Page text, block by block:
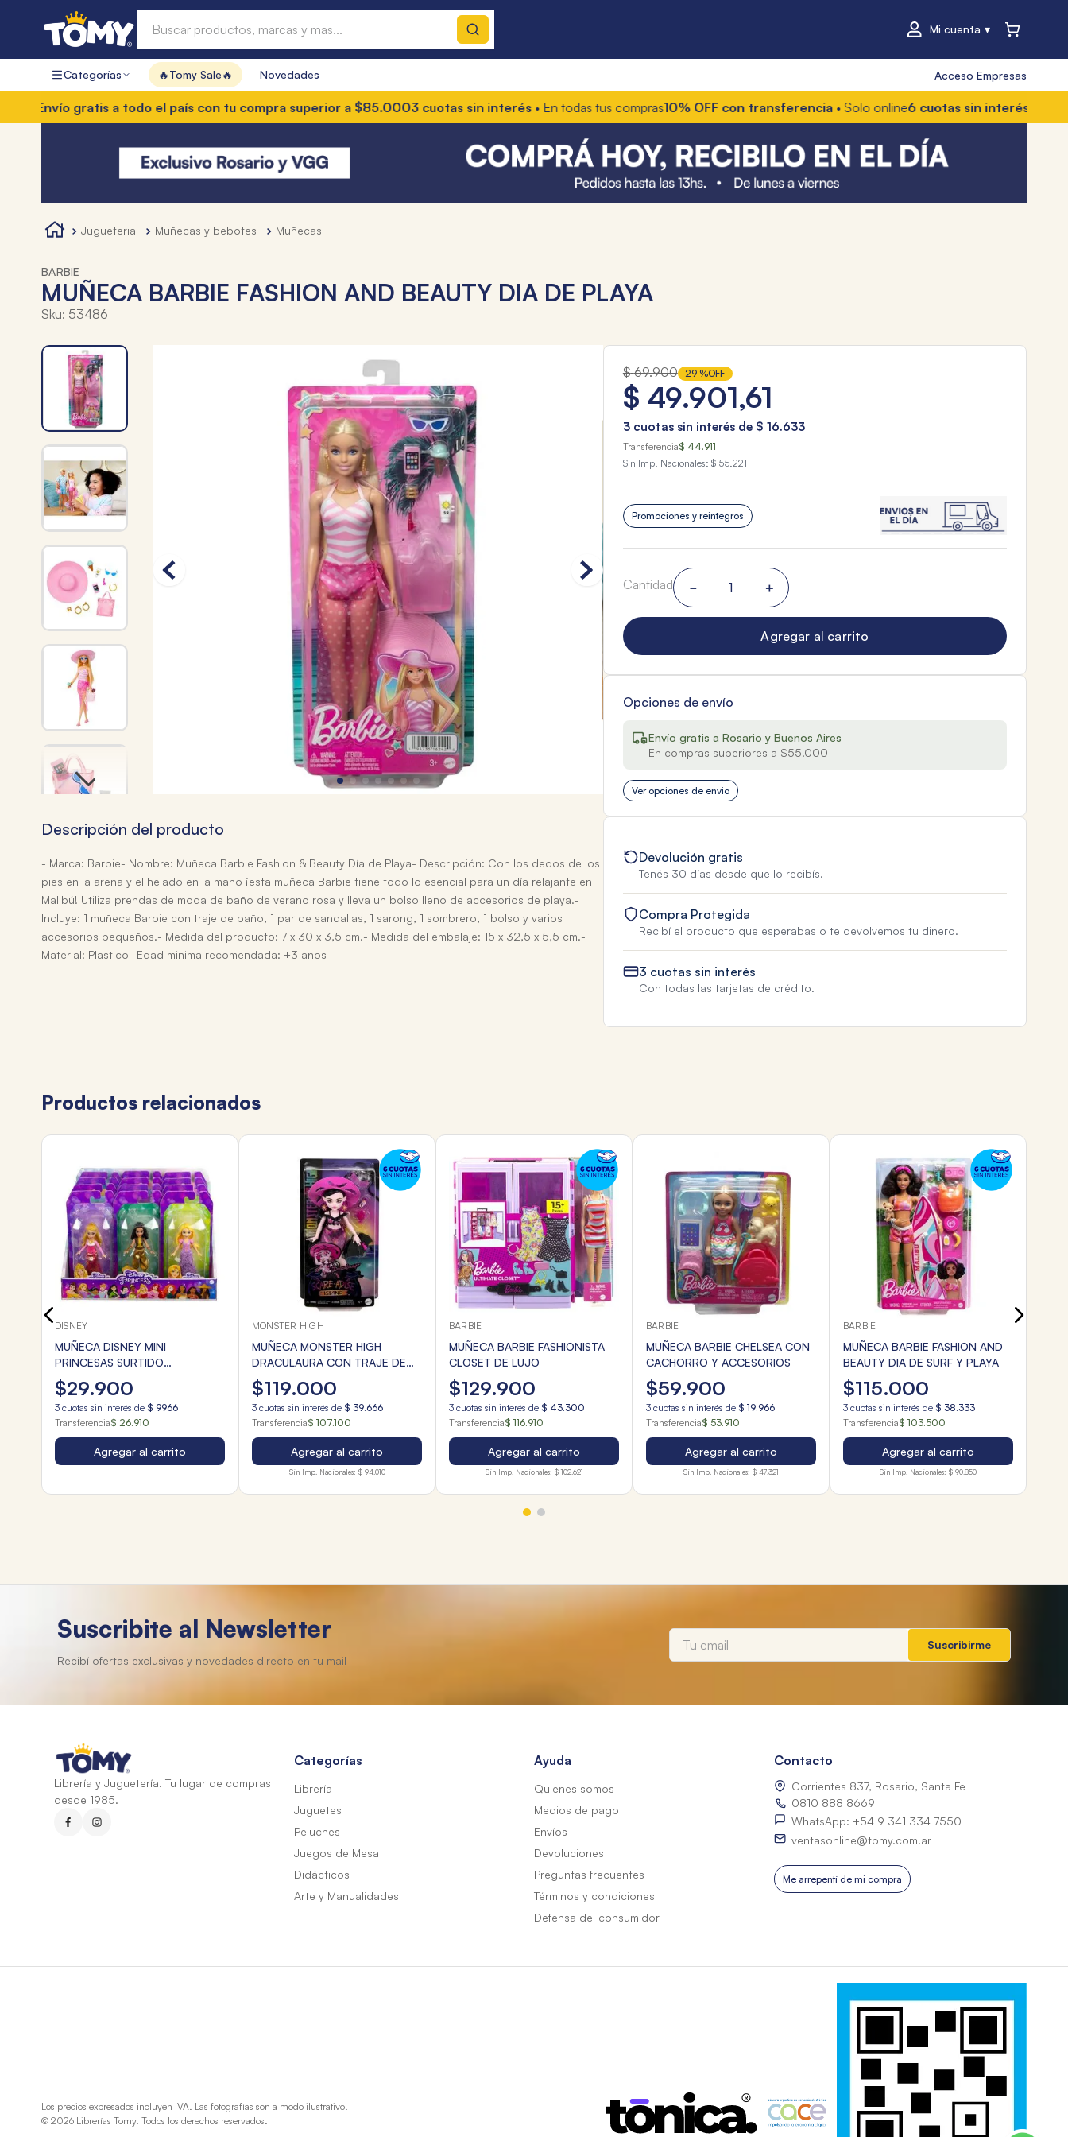
Mi cuenta
Categorías 🔥Tomy Sale🔥 Novedades Acceso Empresas
Envío gratis a todo el país con tu compra superior a $85.0003 cuotas sin interés• En todas tus compras10% OFF con transferencia• Solo online 6 cuotas sin interés• Con
jugueteria muñecas y bebotes muñecas
BARBIE
MUÑECA BARBIE FASHION AND BEAUTY DIA DE PLAYA
Sku: 53486
Descripción del producto
- Marca: Barbie- Nombre: Muñeca Barbie Fashion & Beauty Día de Playa- Descripción: Con los dedos de los
pies en la arena y el helado en la mano ¡esta muñeca Barbie tiene todo lo esencial para un día relajante en
Malibú! Utiliza prendas de moda de baño de verano rosa y lleva un bolso lleno de accesorios de playa.-
Incluye: 1 muñeca Barbie con traje de baño, 1 par de sandalias, 1 sarong, 1 sombrero, 1 bolso y varios
accesorios pequeños.- Medida del producto: 7 x 30 x 3,5 cm.- Medida del embalaje: 15 x 32,5 x 5,5 cm.-
Material: Plastico- Edad minima recomendada: +3 años
$ 69.900 29 %OFF
$ 49.901,61
3cuotas sin interés de $ 16.633
Transferencia$ 44.911
Sin Imp. Nacionales: $ 55.221
Promociones y reintegros
Cantidad ＋
－
Agregar al carrito
Opciones de envío
Envío gratis a Rosario y Buenos Aires
En compras superiores a $55.000
Ver opciones de envio
Devolución gratis
Tenés 30 días desde que lo recibís.
Compra Protegida
Recibí el producto que esperabas o te devolvemos tu dinero.
3 cuotas sin interés
Con todas las tarjetas de crédito.
Productos relacionados
DISNEY
MUÑECA DISNEY MINI
PRINCESAS SURTIDO
ARTICULADAS
$29.900
3 cuotas sin interés de $ 9966
Transferencia$ 26.910
Agregar al carrito
MONSTER HIGH
MUÑECA MONSTER HIGH
DRACULAURA CON TRAJE DE
BAÑO Y ACCESORIOS
$119.000
3 cuotas sin interés de $ 39.666
Transferencia$ 107.100
Agregar al carrito
Sin Imp. Nacionales: $ 94.010
BARBIE
MUÑECA BARBIE FASHIONISTA
CLOSET DE LUJO
$129.900
3 cuotas sin interés de $ 43.300
Transferencia$ 116.910
Agregar al carrito
Sin Imp. Nacionales: $ 102.621
BARBIE
MUÑECA BARBIE CHELSEA CON
CACHORRO Y ACCESORIOS
$59.900
3 cuotas sin interés de $ 19.966
Transferencia$ 53.910
Agregar al carrito
Sin Imp. Nacionales: $ 47.321
BARBIE
MUÑECA BARBIE FASHION AND
BEAUTY DIA DE SURF Y PLAYA
$115.000
3 cuotas sin interés de $ 38.333
Transferencia$ 103.500
Agregar al carrito
Sin Imp. Nacionales: $ 90.850
Suscribite al Newsletter
Suscribirme
Librería y Juguetería. Tu lugar de compras
desde 1985.
Categorías
Librería
Juguetes
Peluches
Juegos de Mesa
Didácticos
Arte y Manualidades
Ayuda
Quienes somos
Medios de pago
Envíos
Devoluciones
Preguntas frecuentes
Términos y condiciones
Defensa del consumidor
Contacto
Corrientes 837, Rosario, Santa Fe
0810 888 8669
WhatsApp: +54 9 341 334 7550
ventasonline@tomy.com.ar
Me arrepentí de mi compra
Los precios expresados incluyen IVA. Las fotografías son a modo ilustrativo.
© 2026 Librerías Tomy. Todos los derechos reservados.
Términos más buscados
1.
hot wheels
mochilas
toy story
4. marcadores